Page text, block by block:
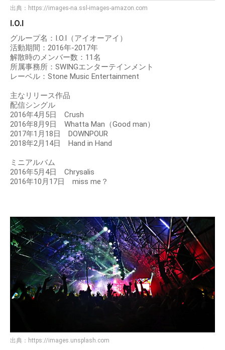
出典： https://images-na.ssl-images-amazon.com
I.O.I
グループ名：I.O.I（アイオーアイ）
活動期間：2016年-2017年
解散時のメンバー数：11名
所属事務所：SWINGエンターテインメント
レーベル：Stone Music Entertainment
主なリリース作品
配信シングル
2016年4月5日 Crush
2016年8月9日 Whatta Man（Good man）
2017年1月18日 DOWNPOUR
2018年2月14日 Hand in Hand
ミニアルバム
2016年5月4日 Chrysalis
2016年10月17日 miss me？
出典： https://images.unsplash.com